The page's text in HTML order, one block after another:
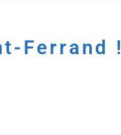
Ferrand !